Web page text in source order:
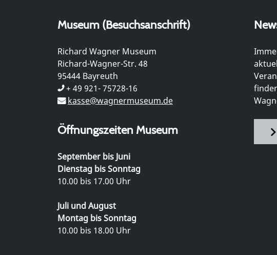
Museum (Besuchsanschrift)
Richard Wagner Museum
Richard-Wagner-Str. 48
95444 Bayreuth
+ 49 921- 75728-16
kasse@wagnermuseum.de
Öffnungszeiten Museum
September bis Juni
Dienstag bis Sonntag
10.00 bis 17.00 Uhr
Juli und August
Montag bis Sonntag
10.00 bis 18.00 Uhr